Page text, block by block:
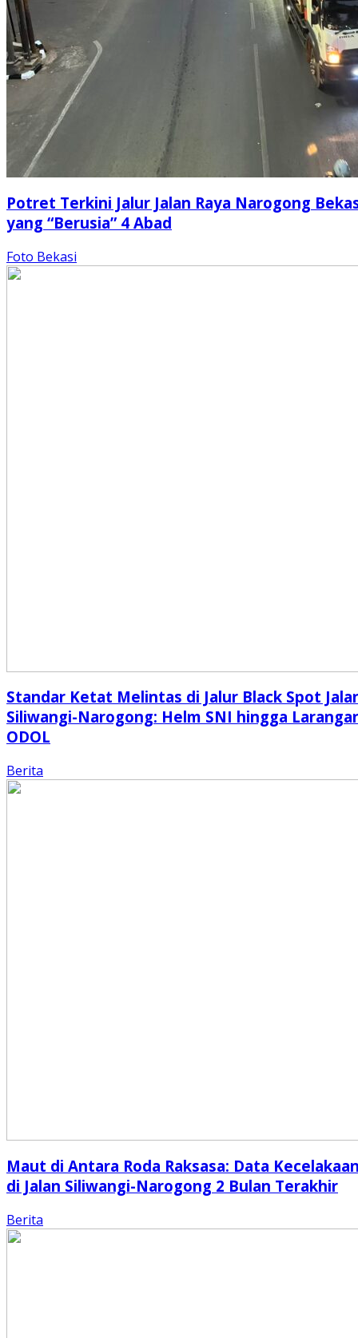
Potret Terkini Jalur Jalan Raya Narogong
yang “Berusia” 4 Abad
Foto Bekasi
Standar Ketat Melintas di Jalur Black Spot
Siliwangi-Narogong: Helm SNI hingga
ODOL
Berita
Maut di Antara Roda Raksasa: Data
di Jalan Siliwangi-Narogong 2 Bulan Terakhir
Berita